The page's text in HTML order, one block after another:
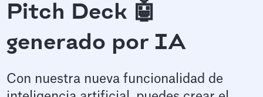
Pitch Deck 🤖
generado por IA
Con nuestra nueva funcionalidad de